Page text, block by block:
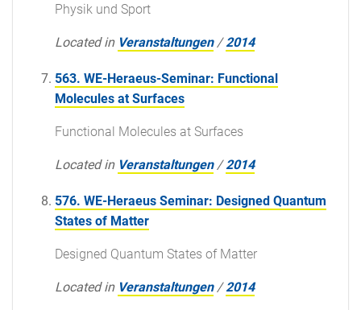
Physik und Sport
Located in Veranstaltungen /2014
563. WE-Heraeus-Seminar: Functional
Molecules at Surfaces
Functional Molecules at Surfaces
Located in Veranstaltungen /2014
576. WE-Heraeus Seminar: Designed Quantum
States of Matter
Designed Quantum States of Matter
Located in Veranstaltungen /2014